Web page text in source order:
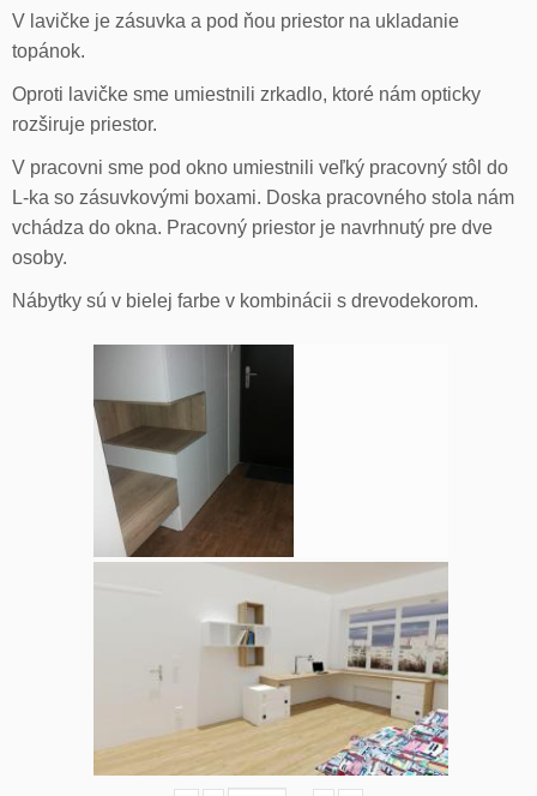
V lavičke je zásuvka a pod ňou priestor na ukladanie
topánok.
Oproti lavičke sme umiestnili zrkadlo, ktoré nám opticky
rozširuje priestor.
V pracovni sme pod okno umiestnili veľký pracovný stôl do
L-ka so zásuvkovými boxami. Doska pracovného stola nám
vchádza do okna. Pracovný priestor je navrhnutý pre dve
osoby.
Nábytky sú v bielej farbe v kombinácii s drevodekorom.